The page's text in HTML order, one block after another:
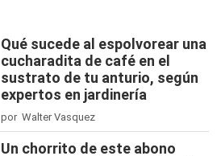
Qué sucede al espolvorear una
cucharadita de café en el
sustrato de tu anturio, según
expertos en jardinería
por Walter Vasquez
Un chorrito de este abono